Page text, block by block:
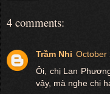
4 comments:
Trầm Nhi October
Ôi, chị Lan
vậy, mà nghe chị